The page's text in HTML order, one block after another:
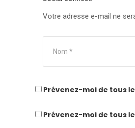
Votre adresse e-mail ne
Prévenez-moi de tous
Prévenez-moi de tous